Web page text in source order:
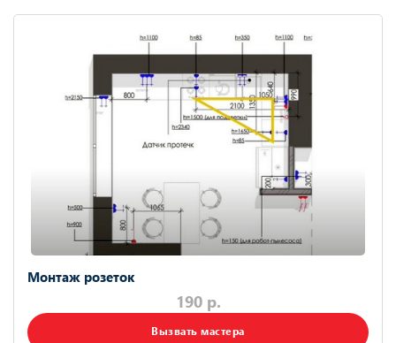
Монтаж розеток
190 р.
Вызвать мастера